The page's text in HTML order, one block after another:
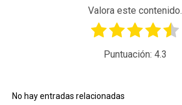
Valora este contenido.
Puntuación: 4.3
No hay entradas relacionadas